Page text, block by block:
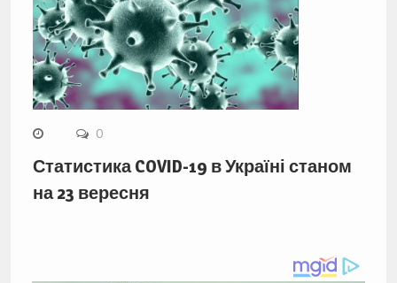
0
Статистика COVID-19 в Україні станом
на 23 вересня